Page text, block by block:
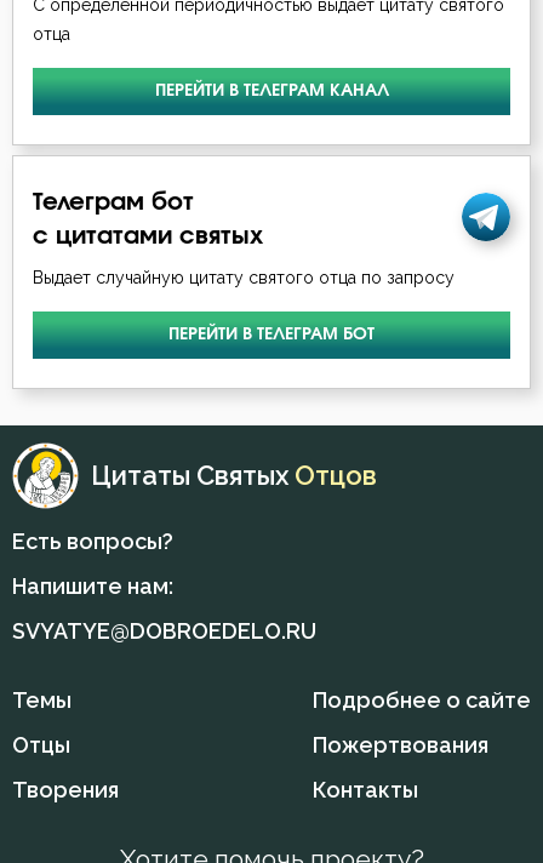
С определенной периодичностью выдает цитату святого
отца
ПЕРЕЙТИ В ТЕЛЕГРАМ КАНАЛ
Телеграм бот
с цитатами святых
Выдает случайную цитату святого отца по запросу
ПЕРЕЙТИ В ТЕЛЕГРАМ БОТ
Цитаты Святых Отцов
Есть вопросы?
Напишите нам:
SVYATYE@DOBROEDELO.RU
Темы
Отцы
Творения
Подробнее о сайте
Пожертвования
Контакты